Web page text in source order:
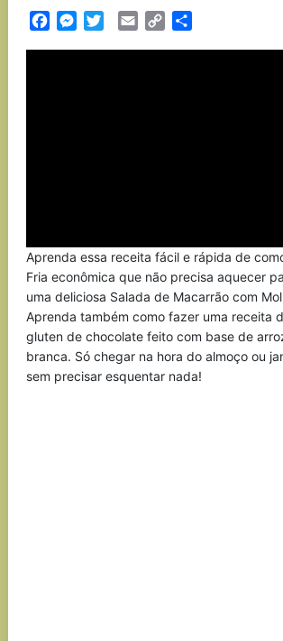
FacebookMessenger
TwitterEmail Copy
Aprenda essa receita fácil e rápida de
Fria econômica que não precisa aquecer
uma deliciosa Salada de Macarrão com
Aprenda também como fazer uma receita
gluten de chocolate feito com base de
branca. Só chegar na hora do almoço ou
sem precisar esquentar nada!